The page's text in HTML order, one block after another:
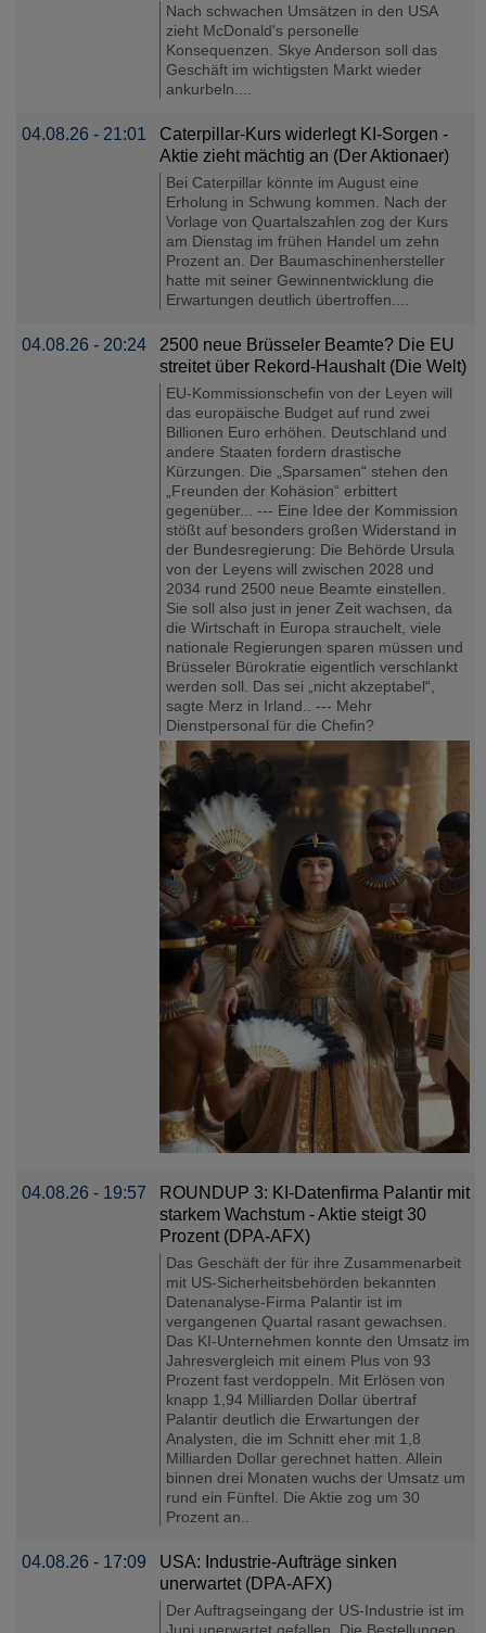
Nach schwachen Umsätzen in den USA
zieht McDonald's personelle
Konsequenzen. Skye Anderson soll das
Geschäft im wichtigsten Markt wieder
ankurbeln....
04.08.26 - 21:01
Caterpillar-Kurs widerlegt KI-Sorgen -
Aktie zieht mächtig an (Der Aktionaer)
Bei Caterpillar könnte im August eine
Erholung in Schwung kommen. Nach der
Vorlage von Quartalszahlen zog der Kurs
am Dienstag im frühen Handel um zehn
Prozent an. Der Baumaschinenhersteller
hatte mit seiner Gewinnentwicklung die
Erwartungen deutlich übertroffen....
04.08.26 - 20:24
2500 neue Brüsseler Beamte? Die EU
streitet über Rekord-Haushalt (Die Welt)
EU-Kommissionschefin von der Leyen will
das europäische Budget auf rund zwei
Billionen Euro erhöhen. Deutschland und
andere Staaten fordern drastische
Kürzungen. Die „Sparsamen“ stehen den
„Freunden der Kohäsion“ erbittert
gegenüber... --- Eine Idee der Kommission
stößt auf besonders großen Widerstand in
der Bundesregierung: Die Behörde Ursula
von der Leyens will zwischen 2028 und
2034 rund 2500 neue Beamte einstellen.
Sie soll also just in jener Zeit wachsen, da
die Wirtschaft in Europa strauchelt, viele
nationale Regierungen sparen müssen und
Brüsseler Bürokratie eigentlich verschlankt
werden soll. Das sei „nicht akzeptabel“,
sagte Merz in Irland.. --- Mehr
Dienstpersonal für die Chefin?
04.08.26 - 19:57
ROUNDUP 3: KI-Datenfirma Palantir mit
starkem Wachstum - Aktie steigt 30
Prozent (DPA-AFX)
Das Geschäft der für ihre Zusammenarbeit
mit US-Sicherheitsbehörden bekannten
Datenanalyse-Firma Palantir ist im
vergangenen Quartal rasant gewachsen.
Das KI-Unternehmen konnte den Umsatz im
Jahresvergleich mit einem Plus von 93
Prozent fast verdoppeln. Mit Erlösen von
knapp 1,94 Milliarden Dollar übertraf
Palantir deutlich die Erwartungen der
Analysten, die im Schnitt eher mit 1,8
Milliarden Dollar gerechnet hatten. Allein
binnen drei Monaten wuchs der Umsatz um
rund ein Fünftel. Die Aktie zog um 30
Prozent an..
04.08.26 - 17:09
USA: Industrie-Aufträge sinken
unerwartet (DPA-AFX)
Der Auftragseingang der US-Industrie ist im
Juni unerwartet gefallen. Die Bestellungen